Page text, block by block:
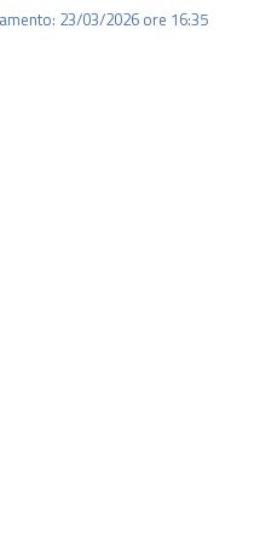
23/03/2026 ore 16:35